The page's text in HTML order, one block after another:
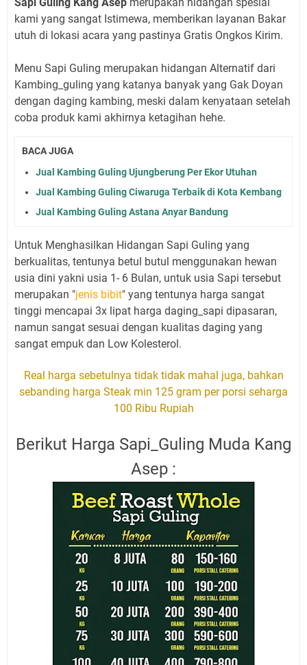
kami yang sangat Istimewa, memberikan layanan Bakar
utuh di lokasi acara yang pastinya Gratis Ongkos Kirim.
Menu Sapi Guling merupakan hidangan Alternatif dari
Kambing_guling yang katanya banyak yang Gak Doyan
dengan daging kambing, meski dalam kenyataan setelah
coba produk kami akhirnya ketagihan hehe.
BACA JUGA
Jual Kambing Guling Ujungberung Per Ekor Utuhan
Jual Kambing Guling Ciwaruga Terbaik di Kota Kembang
Jual Kambing Guling Astana Anyar Bandung
Untuk Menghasilkan Hidangan Sapi Guling yang
berkualitas, tentunya betul butul menggunakan hewan
usia dini yakni usia 1- 6 Bulan, untuk usia Sapi tersebut
merupakan "jenis bibit" yang tentunya harga sangat
tinggi mencapai 3x lipat harga daging_sapi dipasaran,
namun sangat sesuai dengan kualitas daging yang
sangat empuk dan Low Kolesterol.
Real harga sebetulnya tidak tidak mahal juga, bahkan
sebanding harga Steak min 125 gram per porsi seharga
100 Ribu Rupiah
Berikut Harga Sapi_Guling Muda Kang
Asep :